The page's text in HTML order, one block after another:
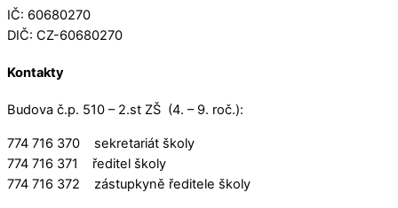
IČ: 60680270
DIČ: CZ-60680270
Kontakty
Budova č.p. 510 – 2.st ZŠ (4. – 9. roč.):
774 716 370 sekretariát školy
774 716 371 ředitel školy
774 716 372 zástupkyně ředitele školy